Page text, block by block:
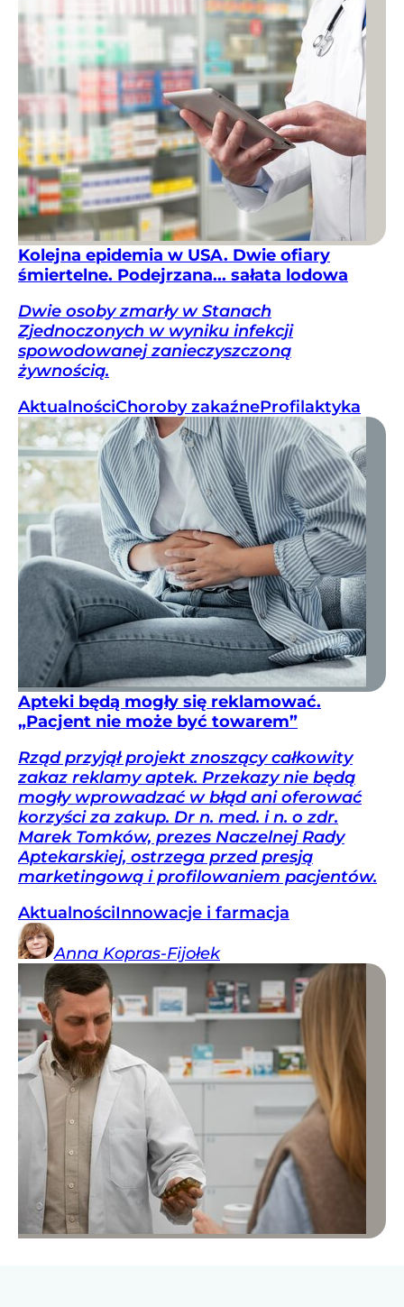
Kolejna epidemia w USA. Dwie ofiary
śmiertelne. Podejrzana... sałata lodowa
Dwie osoby zmarły w Stanach
Zjednoczonych w wyniku infekcji
spowodowanej zanieczyszczoną
żywnością.
AktualnościChoroby zakaźneProfilaktyka
Apteki będą mogły się reklamować.
„Pacjent nie może być towarem”
Rząd przyjął projekt znoszący całkowity
zakaz reklamy aptek. Przekazy nie będą
mogły wprowadzać w błąd ani oferować
korzyści za zakup. Dr n. med. i n. o zdr.
Marek Tomków, prezes Naczelnej Rady
Aptekarskiej, ostrzega przed presją
marketingową i profilowaniem pacjentów.
AktualnościInnowacje i farmacja
Anna Kopras-Fijołek